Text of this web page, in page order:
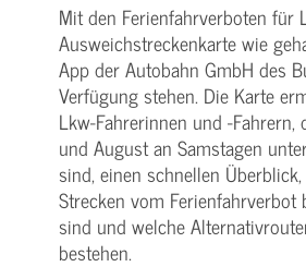
Mit den Ferienfahrverboten für
Ausweichstreckenkarte wie
App der Autobahn GmbH des
Verfügung stehen. Die Karte
Lkw-Fahrerinnen und -Fahrern,
und August an Samstagen
sind, einen schnellen
Strecken vom Ferienfahrverbot
sind und welche
bestehen.